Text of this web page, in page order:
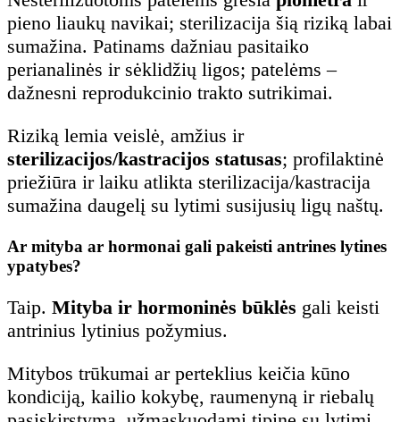
pieno liaukų navikai; sterilizacija šią riziką labai
sumažina. Patinams dažniau pasitaiko
perianalinės ir sėklidžių ligos; patelėms –
dažnesni reprodukcinio trakto sutrikimai.
Riziką lemia veislė, amžius ir
sterilizacijos/kastracijos statusas; profilaktinė
priežiūra ir laiku atlikta sterilizacija/kastracija
sumažina daugelį su lytimi susijusių ligų naštų.
Ar mityba ar hormonai gali pakeisti antrines lytines
ypatybes?
Taip. Mityba ir hormoninės būklės gali keisti
antrinius lytinius požymius.
Mitybos trūkumai ar perteklius keičia kūno
kondiciją, kailio kokybę, raumenyną ir riebalų